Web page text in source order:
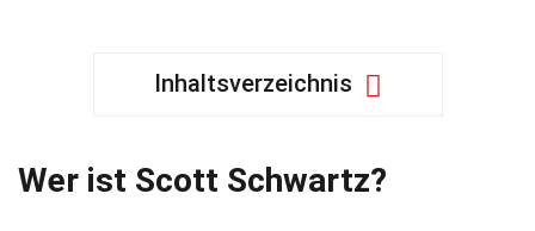
Inhaltsverzeichnis
Wer ist Scott Schwartz?